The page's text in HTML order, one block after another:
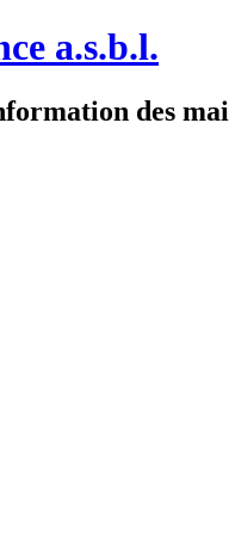
a.s.b.l.
des